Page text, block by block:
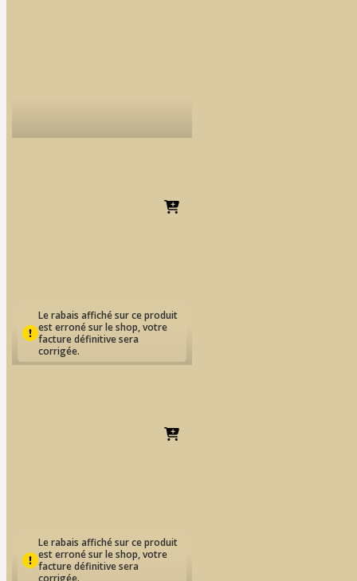
Le rabais affiché sur ce produit
est erroné sur le shop, votre
facture définitive sera
corrigée.
Le rabais affiché sur ce produit
est erroné sur le shop, votre
facture définitive sera
corrigée.